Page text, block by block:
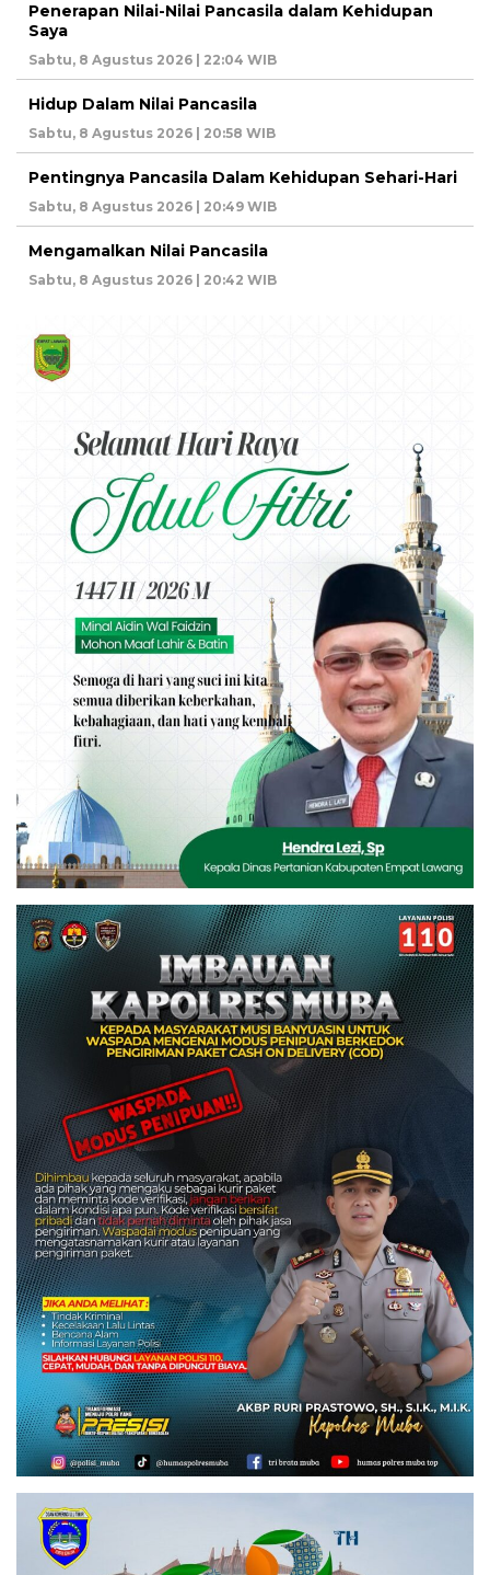
Penerapan Nilai-Nilai Pancasila dalam Kehidupan
Saya
Sabtu, 8 Agustus 2026 | 22:04 WIB
Hidup Dalam Nilai Pancasila
Sabtu, 8 Agustus 2026 | 20:58 WIB
Pentingnya Pancasila Dalam Kehidupan Sehari-Hari
Sabtu, 8 Agustus 2026 | 20:49 WIB
Mengamalkan Nilai Pancasila
Sabtu, 8 Agustus 2026 | 20:42 WIB